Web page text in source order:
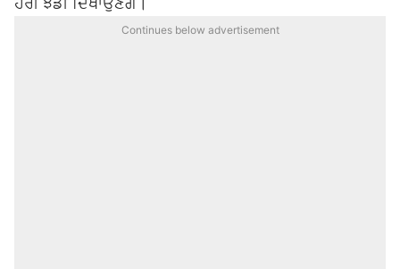
Continues below advertisement